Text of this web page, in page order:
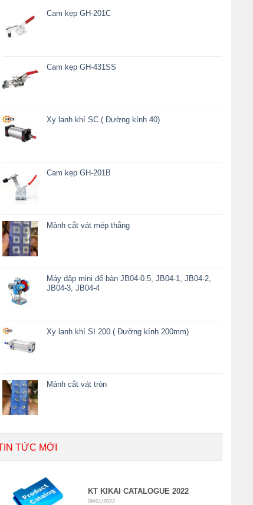
Cam kẹp GH-201C
Cam kẹp GH-431SS
Xy lanh khí SC ( Đường kính 40)
Cam kẹp GH-201B
Mảnh cắt vát mép thẳng
Máy dập mini để bàn JB04-0.5, JB04-1, JB04-2,
JB04-3, JB04-4
Xy lanh khí SI 200 ( Đường kính 200mm)
Mảnh cắt vát tròn
TỨC MỚI
KT KIKAI CATALOGUE 2022
09/01/2022